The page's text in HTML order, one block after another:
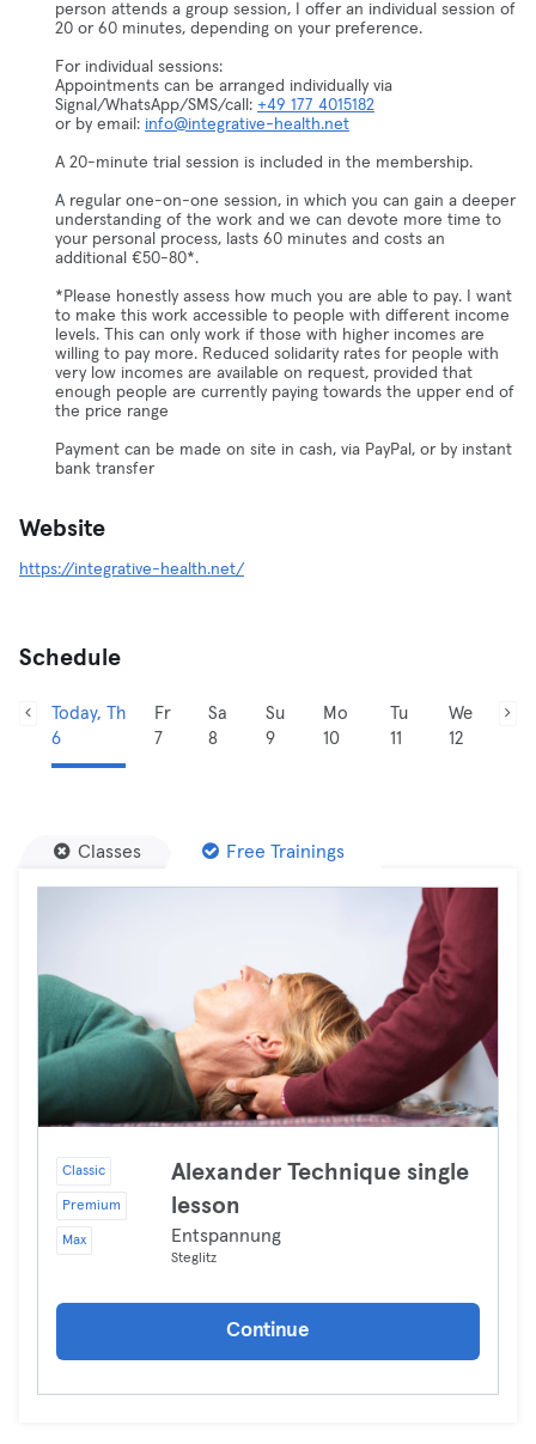
person attends a group session, I offer an individual session of
20 or 60 minutes, depending on your preference.
For individual sessions:
Appointments can be arranged individually via
Signal/WhatsApp/SMS/call: +49 177 4015182
or by email: info@integrative-health.net
A 20-minute trial session is included in the membership.
A regular one-on-one session, in which you can gain a deeper
understanding of the work and we can devote more time to
your personal process, lasts 60 minutes and costs an
additional €50-80*.
*Please honestly assess how much you are able to pay. I want
to make this work accessible to people with different income
levels. This can only work if those with higher incomes are
willing to pay more. Reduced solidarity rates for people with
very low incomes are available on request, provided that
enough people are currently paying towards the upper end of
the price range
Payment can be made on site in cash, via PayPal, or by instant
bank transfer
Website
https://integrative-health.net/
Schedule
Today, Th
6
Fr
7
Sa
8
Su
9
Mo
10
Tu
11
We
12
Classes Free Trainings
Classic
Premium
Max
Alexander Technique single
lesson
Entspannung
Steglitz
Continue